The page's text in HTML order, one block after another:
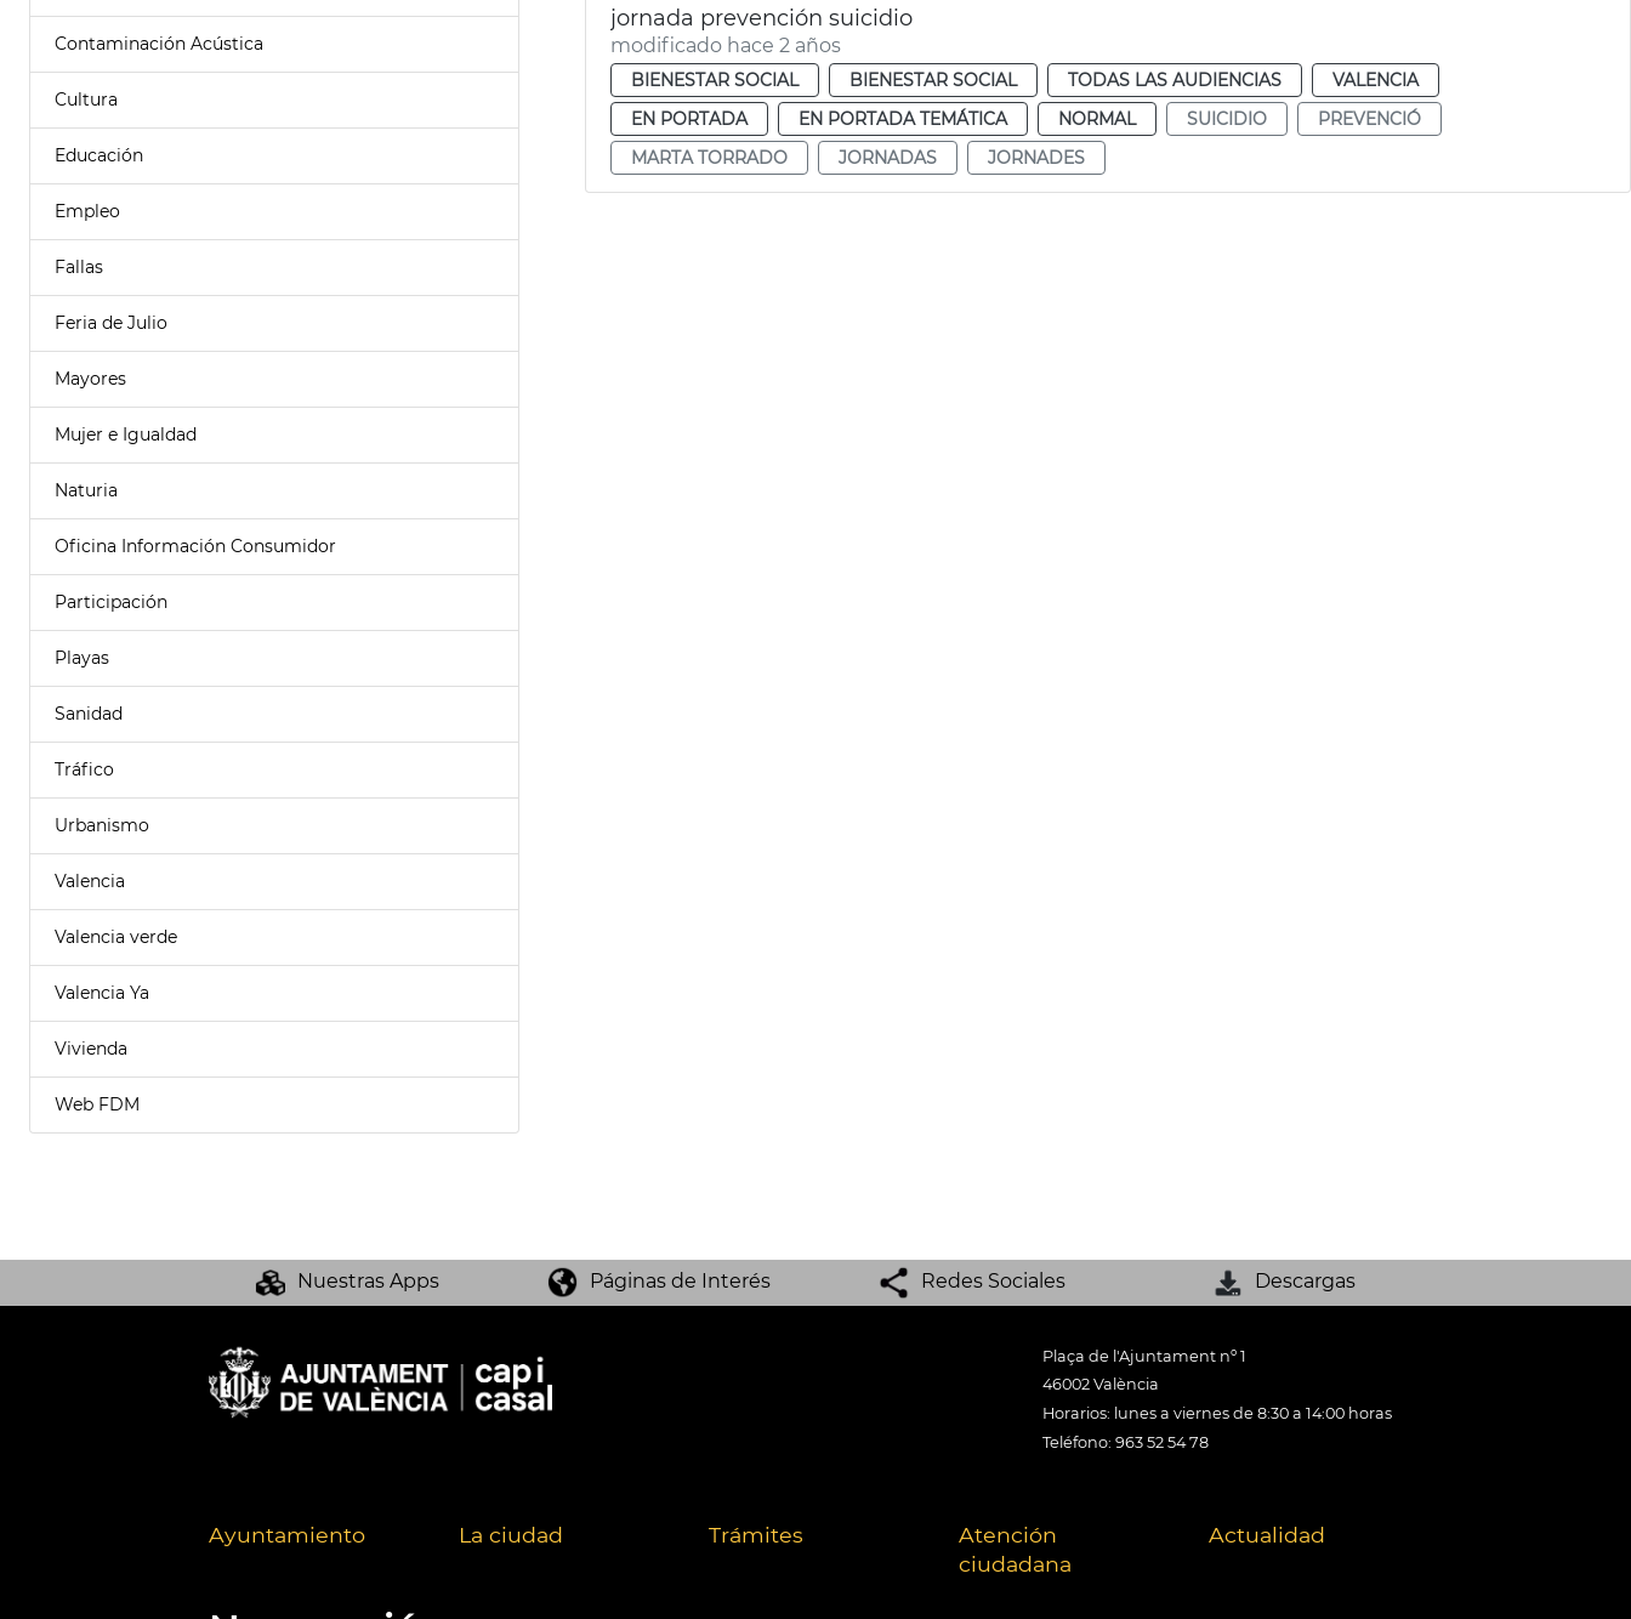
Contaminación Acústica
Cultura
Educación
Empleo
Fallas
Feria de Julio
Mayores
Mujer e Igualdad
Naturia
Oficina Información Consumidor
Participación
Playas
Sanidad
Tráfico
Urbanismo
Valencia
Valencia verde
Valencia Ya
Vivienda
Web FDM
jornada prevención suicidio
modificado hace 2 años
BIENESTAR SOCIAL BIENESTAR SOCIAL TODAS LAS AUDIENCIAS
VALENCIA
EN PORTADA
EN PORTADA TEMÁTICA NORMAL SUICIDIO
PREVENCIÓ
MARTA TORRADO
JORNADAS JORNADES
Nuestras Apps Páginas de Interés Redes Sociales Descargas
Plaça de l'Ajuntament nº 1
46002 València
Horarios: lunes a viernes de 8:30 a 14:00 horas
Teléfono: 963 52 54 78
Ayuntamiento La ciudad Trámites
Atención
ciudadana
Actualidad